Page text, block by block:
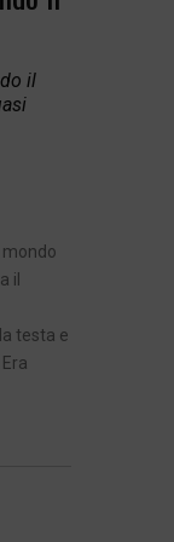
il
il
testa e